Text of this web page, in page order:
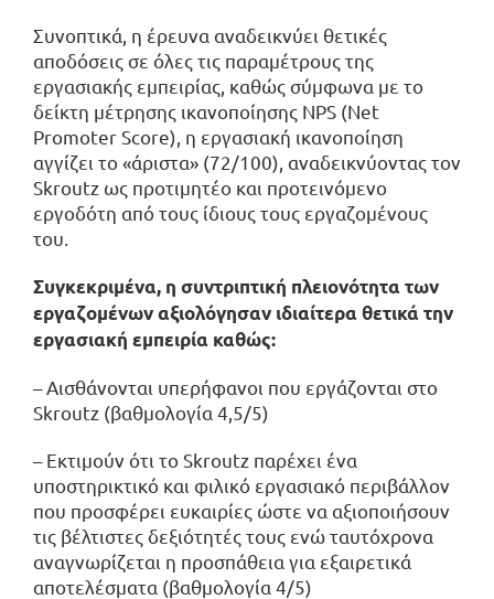
Συνοπτικά, η έρευνα αναδεικνύει θετικές
αποδόσεις σε όλες τις παραμέτρους της
εργασιακής εμπειρίας, καθώς σύμφωνα με το
δείκτη μέτρησης ικανοποίησης NPS (Net
Promoter Score), η εργασιακή ικανοποίηση
αγγίζει το «άριστα» (72/100), αναδεικνύοντας τον
Skroutz ως προτιμητέο και προτεινόμενο
εργοδότη από τους ίδιους τους εργαζομένους
του.
Συγκεκριμένα, η συντριπτική πλειονότητα των
εργαζομένων αξιολόγησαν ιδιαίτερα θετικά την
εργασιακή εμπειρία καθώς:
– Αισθάνονται υπερήφανοι που εργάζονται στο
Skroutz (βαθμολογία 4,5/5)
– Εκτιμούν ότι το Skroutz παρέχει ένα
υποστηρικτικό και φιλικό εργασιακό περιβάλλον
που προσφέρει ευκαιρίες ώστε να αξιοποιήσουν
τις βέλτιστες δεξιότητές τους ενώ ταυτόχρονα
αναγνωρίζεται η προσπάθεια για εξαιρετικά
αποτελέσματα (βαθμολογία 4/5)